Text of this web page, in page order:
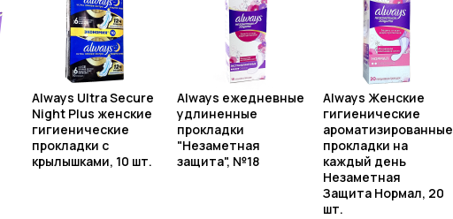
Always Ultra Secure
Night Plus женские
гигиенические
прокладки с
крылышками, 10 шт.
Always ежедневные
удлиненные
прокладки
"Незаметная
защита", №18
Always Женские
гигиенические
ароматизированные
прокладки на
каждый день
Незаметная
Защита Нормал, 20
шт.